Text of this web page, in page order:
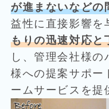
が進まないなどの
益性に直接影響を
もりの迅速対応と
し、管理会社様
様への提案サポー
ームサービスを提